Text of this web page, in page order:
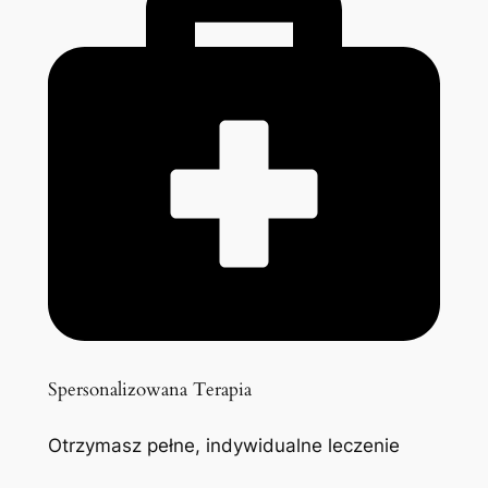
Spersonalizowana Terapia
Otrzymasz pełne, indywidualne leczenie